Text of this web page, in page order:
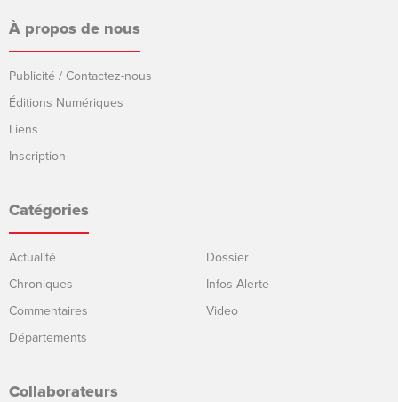
À propos de nous
Publicité / Contactez-nous
Éditions Numériques
Liens
Inscription
Catégories
Actualité
Chroniques
Commentaires
Départements
Dossier
Infos Alerte
Video
Collaborateurs